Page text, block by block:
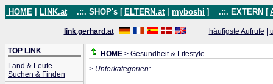
HOME LINK.at .::. SHOP's [ ELTERN.at myboshi ] .::. EXTERN [
link.gerhard.at häufigste Aufrufe
TOP LINK
Land & Leute
Suchen & Finden
HOME > Gesundheit & Lifestyle
> Unterkategorien: